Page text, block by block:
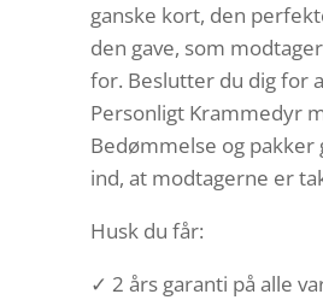
ganske kort, den
den gave, som
for. Beslutter du dig for
Personligt Krammedyr
Bedømmelse og
ind, at modtagerne er
Husk du får:
✓ 2 års garanti på alle